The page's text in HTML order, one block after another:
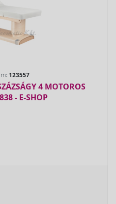
123557
4 MOTOROS
- E-SHOP